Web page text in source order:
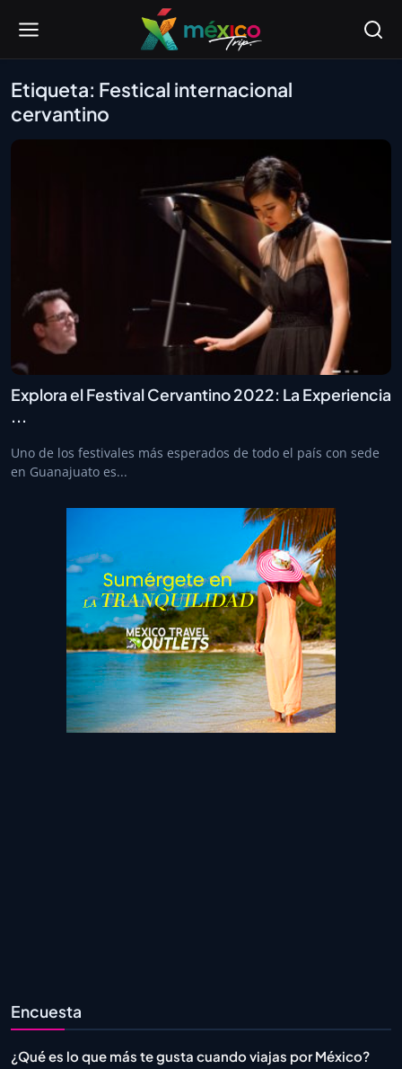
Etiqueta: Festical internacional
cervantino
Explora el Festival Cervantino 2022: La Experiencia
...
Uno de los festivales más esperados de todo el país con sede
en Guanajuato es...
Encuesta
¿Qué es lo que más te gusta cuando viajas por México?